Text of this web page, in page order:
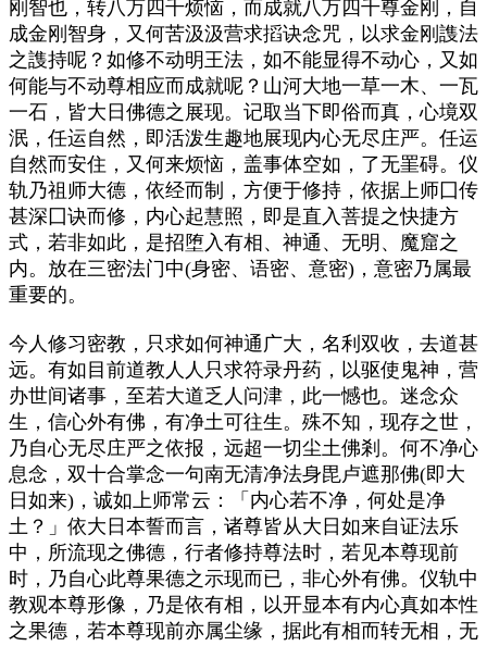
刚智也，转八万四千烦恼，而成就八万四千尊金刚，自
成金刚智身，又何苦汲汲营求搯诀念咒，以求金刚謢法
之謢持呢？如修不动明王法，如不能显得不动心，又如
何能与不动尊相应而成就呢？山河大地一草一木、一瓦
一石，皆大日佛德之展现。记取当下即俗而真，心境双
泯，任运自然，即活泼生趣地展现内心无尽庄严。任运
自然而安住，又何来烦恼，盖事体空如，了无罣碍。仪
轨乃祖师大德，依经而制，方便于修持，依据上师囗传
甚深囗诀而修，内心起慧照，即是直入菩提之快捷方
式，若非如此，是招堕入有相、神通、无明、魔窟之
内。放在三密法门中(身密、语密、意密) ，意密乃属最
重要的。
今人修习密教，只求如何神通广大，名利双收，去道甚
远。有如目前道教人人只求符录丹药，以驱使鬼神，营
办世间诸事，至若大道乏人问津，此一憾也。迷念众
生，信心外有佛，有净土可往生。殊不知，现存之世，
乃自心无尽庄严之依报，远超一切尘土佛剎。何不净心
息念，双十合掌念一句南无清净法身毘卢遮那佛(即大
日如来) ，诚如上师常云：「内心若不净，何处是净
土？」依大日本誓而言，诸尊皆从大日如来自证法乐
中，所流现之佛德，行者修持尊法时，若见本尊现前
时，乃自心此尊果德之示现而已，非心外有佛。仪轨中
教观本尊形像，乃是依有相，以开显本有内心真如本性
之果德，若本尊现前亦属尘缘，据此有相而转无相，无